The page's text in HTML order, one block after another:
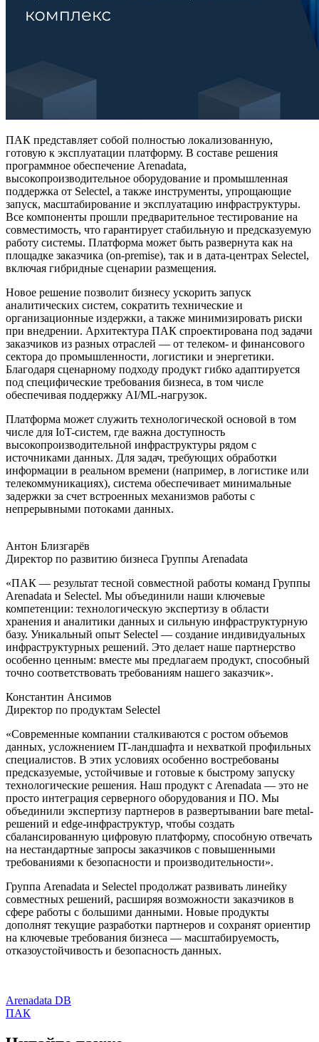
ПАК представляет собой полностью локализованную,
готовую к эксплуатации платформу. В составе решения
программное обеспечение Arenadata,
высокопроизводительное оборудование и промышленная
поддержка от Selectel, а также инструменты, упрощающие
запуск, масштабирование и эксплуатацию инфраструктуры.
Все компоненты прошли предварительное тестирование на
совместимость, что гарантирует стабильную и предсказуемую
работу системы. Платформа может быть развернута как на
площадке заказчика (on-premise), так и в дата-центрах Selectel,
включая гибридные сценарии размещения.
Новое решение позволит бизнесу ускорить запуск
аналитических систем, сократить технические и
организационные издержки, а также минимизировать риски
при внедрении. Архитектура ПАК спроектирована под задачи
заказчиков из разных отраслей — от телеком- и финансового
сектора до промышленности, логистики и энергетики.
Благодаря сценарному подходу продукт гибко адаптируется
под специфические требования бизнеса, в том числе
обеспечивая поддержку AI/ML-нагрузок.
Платформа может служить технологической основой в том
числе для IoT-систем, где важна доступность
высокопроизводительной инфраструктуры рядом с
источниками данных. Для задач, требующих обработки
информации в реальном времени (например, в логистике или
телекоммуникациях), система обеспечивает минимальные
задержки за счет встроенных механизмов работы с
непрерывными потоками данных.
Антон Близгарёв
Директор по развитию бизнеса Группы Arenadata
«ПАК — результат тесной совместной работы команд Группы
Arenadata и Selectel. Мы объединили наши ключевые
компетенции: технологическую экспертизу в области
хранения и аналитики данных и сильную инфраструктурную
базу. Уникальный опыт Selectel — создание индивидуальных
инфраструктурных решений. Это делает наше партнерство
особенно ценным: вместе мы предлагаем продукт, способный
точно соответствовать требованиям нашего заказчик».
Константин Ансимов
Директор по продуктам Selectel
«Современные компании сталкиваются с ростом объемов
данных, усложнением IT-ландшафта и нехваткой профильных
специалистов. В этих условиях особенно востребованы
предсказуемые, устойчивые и готовые к быстрому запуску
технологические решения. Наш продукт с Arenadata — это не
просто интеграция серверного оборудования и ПО. Мы
объединили экспертизу партнеров в развертывании bare metal-
решений и edge-инфраструктур, чтобы создать
сбалансированную цифровую платформу, способную отвечать
на нестандартные запросы заказчиков с повышенными
требованиями к безопасности и производительности».
Группа Arenadata и Selectel продолжат развивать линейку
совместных решений, расширяя возможности заказчиков в
сфере работы с большими данными. Новые продукты
дополнят текущие разработки партнеров и сохранят ориентир
на ключевые требования бизнеса — масштабируемость,
отказоустойчивость и безопасность данных.
Arenadata DB
ПАК